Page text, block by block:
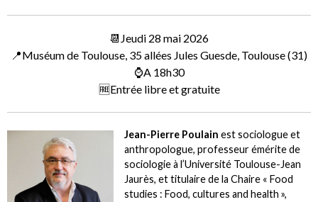
📆Jeudi 28 mai 2026
📍Muséum de Toulouse, 35 allées Jules Guesde, Toulouse (31)
⌚A 18h30
🆓Entrée libre et gratuite
Jean-Pierre Poulain est sociologue et
anthropologue, professeur émérite de
sociologie à l’Université Toulouse-Jean
Jaurès, et titulaire de la Chaire « Food
studies : Food, cultures and health »,